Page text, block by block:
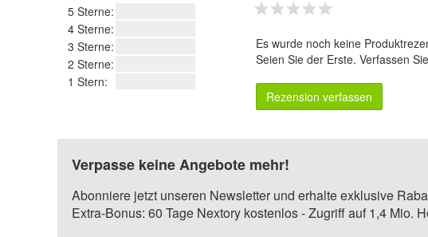
5 Sterne:
4 Sterne:
3 Sterne:
2 Sterne:
1 Stern:
Es wurde noch keine
Seien Sie der Erste. Verfassen
Rezension verfassen
Verpasse keine Angebote mehr!
Abonniere jetzt unseren Newsletter und erhalte exklusive
Extra-Bonus: 60 Tage Nextory kostenlos - Zugriff auf 1,4 Mio.